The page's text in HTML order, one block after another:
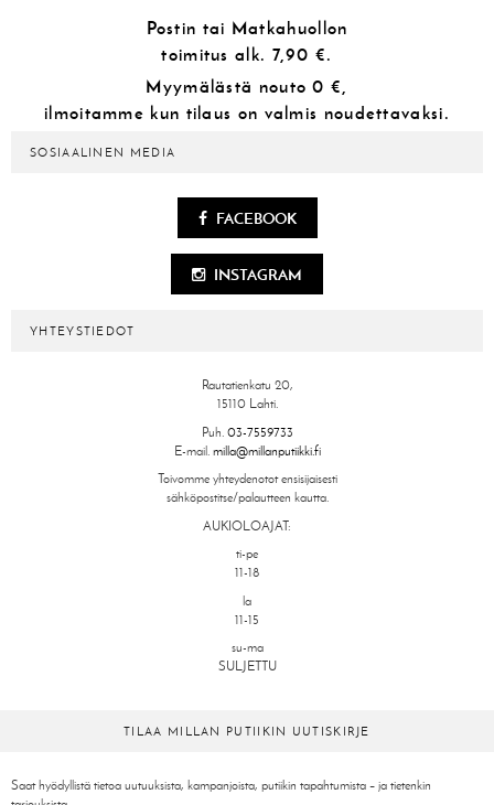
Postin tai Matkahuollon
toimitus alk. 7,90 €.
Myymälästä nouto 0 €,
ilmoitamme kun tilaus on valmis noudettavaksi.
SOSIAALINEN MEDIA
FACEBOOK
INSTAGRAM
YHTEYSTIEDOT
Rautatienkatu 20,
15110 Lahti.
Puh. 03-7559733
E-mail. milla@millanputiikki.fi
Toivomme yhteydenotot ensisijaisesti
sähköpostitse/palautteen kautta.
AUKIOLOAJAT:
ti-pe
11-18
la
11-15
su-ma
SULJETTU
TILAA MILLAN PUTIIKIN UUTISKIRJE
Saat hyödyllistä tietoa uutuuksista, kampanjoista, putiikin tapahtumista – ja tietenkin